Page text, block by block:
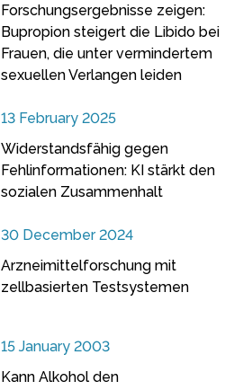
Forschungsergebnisse zeigen:
Bupropion steigert die Libido bei
Frauen, die unter vermindertem
sexuellen Verlangen leiden
13 February 2025
Widerstandsfähig gegen
Fehlinformationen: KI stärkt den
sozialen Zusammenhalt
30 December 2024
Arzneimittelforschung mit
zellbasierten Testsystemen
15 January 2003
Kann Alkohol den